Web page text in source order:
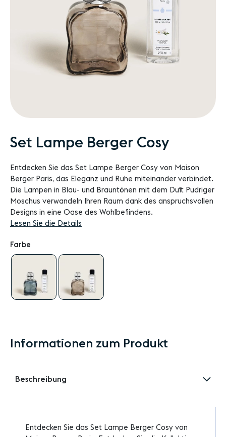
Zum
Anfang
Bildgalerie
springen
Set Lampe Berger Cosy
Entdecken Sie das Set Lampe Berger Cosy von Maison
Berger Paris, das Eleganz und Ruhe miteinander verbindet.
Die Lampen in Blau- und Brauntönen mit dem Duft Pudriger
Moschus verwandeln Ihren Raum dank des anspruchsvollen
Designs in eine Oase des Wohlbefindens.
Lesen Sie die Details
Farbe
Informationen zum Produkt
Beschreibung
Entdecken Sie das Set Lampe Berger Cosy von